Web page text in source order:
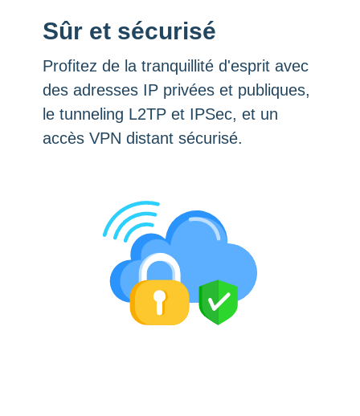
Sûr et sécurisé
Profitez de la tranquillité d'esprit avec
des adresses IP privées et publiques,
le tunneling L2TP et IPSec, et un
accès VPN distant sécurisé.